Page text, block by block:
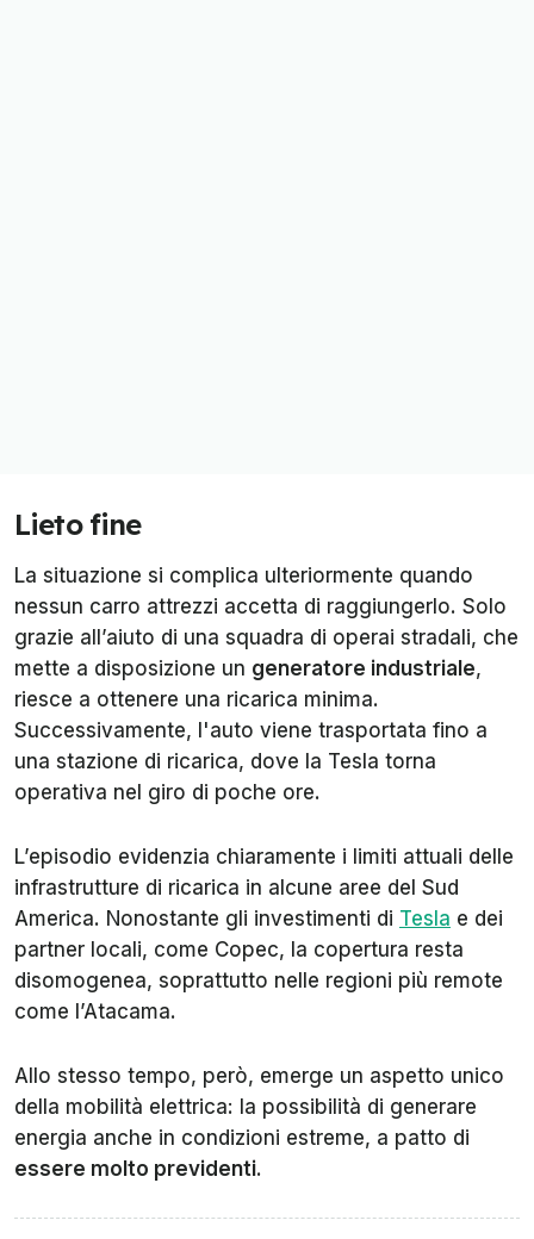
Lieto fine
La situazione si complica ulteriormente quando
nessun carro attrezzi accetta di raggiungerlo. Solo
grazie all’aiuto di una squadra di operai stradali, che
mette a disposizione un generatore industriale,
riesce a ottenere una ricarica minima.
Successivamente, l'auto viene trasportata fino a
una stazione di ricarica, dove la Tesla torna
operativa nel giro di poche ore.
L’episodio evidenzia chiaramente i limiti attuali delle
infrastrutture di ricarica in alcune aree del Sud
America. Nonostante gli investimenti di Tesla e dei
partner locali, come Copec, la copertura resta
disomogenea, soprattutto nelle regioni più remote
come l’Atacama.
Allo stesso tempo, però, emerge un aspetto unico
della mobilità elettrica: la possibilità di generare
energia anche in condizioni estreme, a patto di
essere molto previdenti.